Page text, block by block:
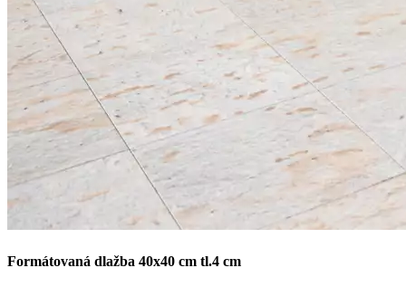
Formátovaná dlažba 40x40 cm tl.4 cm